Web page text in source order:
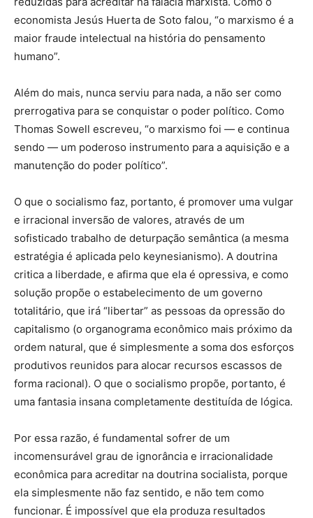
economista Jesús Huerta de Soto falou, “o marxismo é a
maior fraude intelectual na história do pensamento
humano”.
Além do mais, nunca serviu para nada, a não ser como
prerrogativa para se conquistar o poder político. Como
Thomas Sowell escreveu, “o marxismo foi — e continua
sendo — um poderoso instrumento para a aquisição e a
manutenção do poder político”.
O que o socialismo faz, portanto, é promover uma vulgar
e irracional inversão de valores, através de um
sofisticado trabalho de deturpação semântica (a mesma
estratégia é aplicada pelo keynesianismo). A doutrina
critica a liberdade, e afirma que ela é opressiva, e como
solução propõe o estabelecimento de um governo
totalitário, que irá “libertar” as pessoas da opressão do
capitalismo (o organograma econômico mais próximo da
ordem natural, que é simplesmente a soma dos esforços
produtivos reunidos para alocar recursos escassos de
forma racional). O que o socialismo propõe, portanto, é
uma fantasia insana completamente destituída de lógica.
Por essa razão, é fundamental sofrer de um
incomensurável grau de ignorância e irracionalidade
econômica para acreditar na doutrina socialista, porque
ela simplesmente não faz sentido, e não tem como
funcionar. É impossível que ela produza resultados